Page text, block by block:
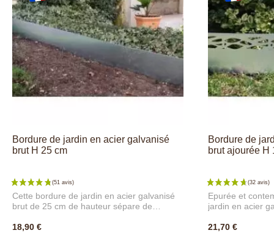
Bordure de jardin en acier galvanisé
brut H 25 cm
Cette bordure de jardin en acier galvanisé
brut de 25 cm de hauteur sépare de
la terre des plates-bandes. Vous pouvez
18,90 €
Bordure de
brut ajourée H
Epurée et
jardin en acier
proprement vos
21,70 €